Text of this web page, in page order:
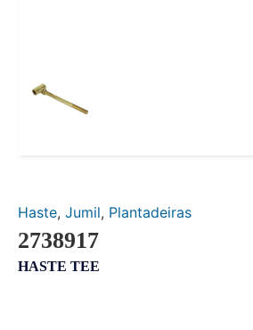
Haste, Jumil, Plantadeiras
2738917
HASTE TEE